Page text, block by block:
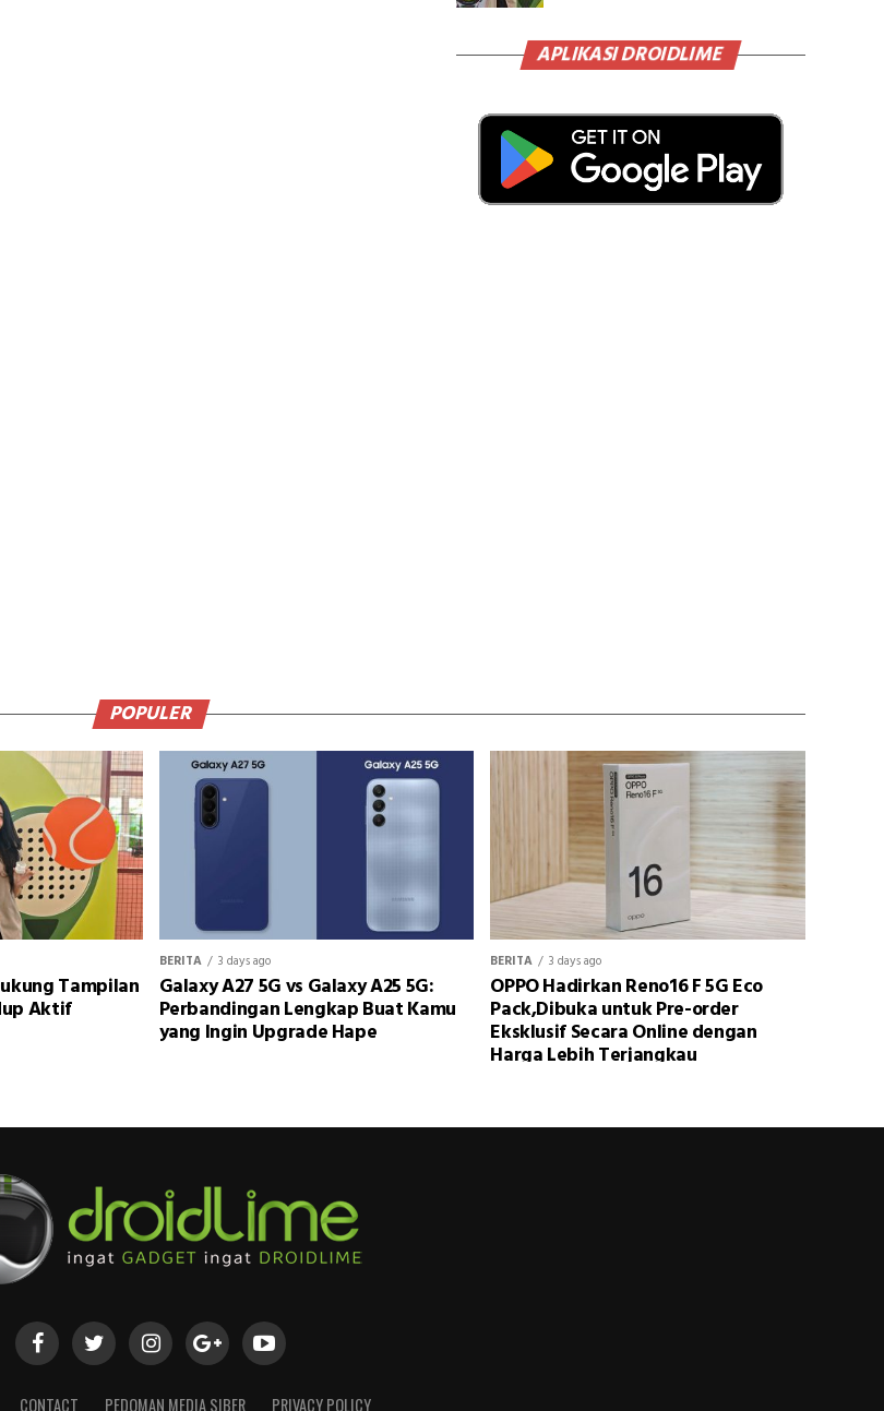
APLIKASI DROIDLIME
POPULER
Tampilan
Aktif
BERITA 3 days ago
Galaxy A27 5G vs Galaxy A25 5G:
Perbandingan Lengkap Buat Kamu
yang Ingin Upgrade Hape
BERITA 3 days ago
OPPO Hadirkan Reno16 F 5G Eco
Pack,Dibuka untuk Pre-order
Eksklusif Secara Online dengan
Harga Lebih Terjangkau
CONTACT PEDOMAN MEDIA SIBER PRIVACY POLICY